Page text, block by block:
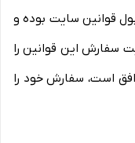
قوانین سایت بوده و
سفارش این قوانین را
است، سفارش خود را